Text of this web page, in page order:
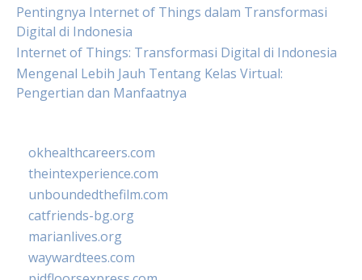
Pentingnya Internet of Things dalam Transformasi
Digital di Indonesia
Internet of Things: Transformasi Digital di Indonesia
Mengenal Lebih Jauh Tentang Kelas Virtual:
Pengertian dan Manfaatnya
okhealthcareers.com
theintexperience.com
unboundedthefilm.com
catfriends-bg.org
marianlives.org
waywardtees.com